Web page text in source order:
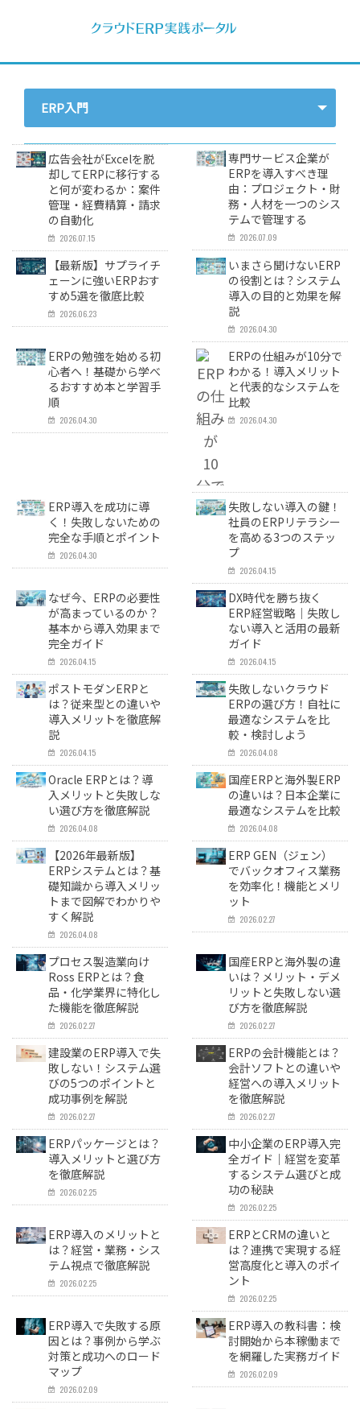
ERP入門
ERP
会計
経営／業績管理
サプライチェーン／生産管理
CRM／営業支援／Eコマース
DX（2025年の崖）／クラウドコンピューティング
データ分析／BI
BPR／業務改善
広告会社がExcelを脱
却してERPに移行する
と何が変わるか：案件
管理・経費精算・請求
の自動化
2026.07.15
専門サービス企業が
ERPを導入すべき理
由：プロジェクト・財
務・人材を一つのシス
テムで管理する
2026.07.09
【最新版】サプライチ
ェーンに強いERPおす
すめ5選を徹底比較
2026.06.23
いまさら聞けないERP
の役割とは？システム
導入の目的と効果を解
説
2026.04.30
ERPの勉強を始める初
心者へ！基礎から学べ
るおすすめ本と学習手
順
2026.04.30
ERPの仕組みが10分で
わかる！導入メリット
と代表的なシステムを
比較
2026.04.30
ERP導入を成功に導
く！失敗しないための
完全な手順とポイント
2026.04.30
失敗しない導入の鍵！
社員のERPリテラシー
を高める3つのステッ
プ
2026.04.15
なぜ今、ERPの必要性
が高まっているのか？
基本から導入効果まで
完全ガイド
2026.04.15
DX時代を勝ち抜く
ERP経営戦略｜失敗し
ない導入と活用の最新
ガイド
2026.04.15
ポストモダンERPと
は？従来型との違いや
導入メリットを徹底解
説
2026.04.15
失敗しないクラウド
ERPの選び方！自社に
最適なシステムを比
較・検討しよう
2026.04.08
Oracle ERPとは？導
入メリットと失敗しな
い選び方を徹底解説
2026.04.08
国産ERPと海外製ERP
の違いは？日本企業に
最適なシステムを比較
2026.04.08
【2026年最新版】
ERPシステムとは？基
礎知識から導入メリッ
トまで図解でわかりや
すく解説
2026.04.08
ERP GEN（ジェン）
でバックオフィス業務
を効率化！機能とメリ
ット
2026.02.27
プロセス製造業向け
Ross ERPとは？食
品・化学業界に特化し
た機能を徹底解説
2026.02.27
国産ERPと海外製の違
いは？メリット・デメ
リットと失敗しない選
び方を徹底解説
2026.02.27
建設業のERP導入で失
敗しない！システム選
びの5つのポイントと
成功事例を解説
2026.02.27
ERPの会計機能とは？
会計ソフトとの違いや
経営への導入メリット
を徹底解説
2026.02.27
ERPパッケージとは？
導入メリットと選び方
を徹底解説
2026.02.25
中小企業のERP導入完
全ガイド｜経営を変革
するシステム選びと成
功の秘訣
2026.02.25
ERP導入のメリットと
は？経営・業務・シス
テム視点で徹底解説
2026.02.25
ERPとCRMの違いと
は？連携で実現する経
営高度化と導入のポイ
ント
2026.02.25
ERP導入で失敗する原
因とは？事例から学ぶ
対策と成功へのロード
マップ
2026.02.09
ERP導入の教科書：検
討開始から本稼働まで
を網羅した実務ガイド
2026.02.09